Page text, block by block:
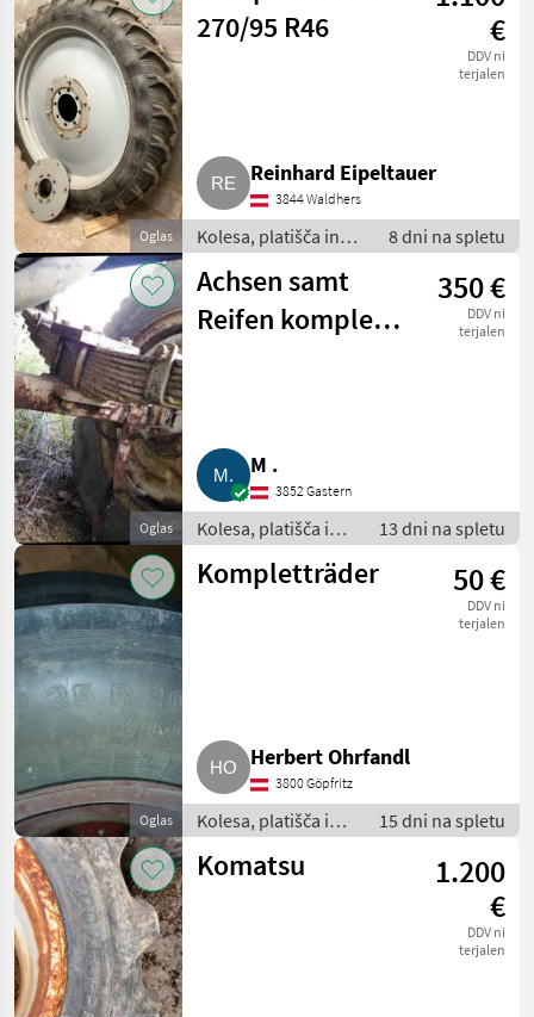
Oglas
270/95 R46
€
DDV ni
terjalen
Reinhard Eipeltauer
3844 Waldhers
Kolesa, platišča in
pnevmatike /
Komplet kolesa
8 dni na spletu
Oglas
Achsen samt
Reifen komplett
350 €
DDV ni
terjalen
M .
3852 Gastern
Kolesa, platišča in
pnevmatike /
Komplet kolesa
13 dni na spletu
Oglas
Kompletträder 50 €
DDV ni
terjalen
Herbert Ohrfandl
3800 Göpfritz
Kolesa, platišča in
pnevmatike /
Komplet kolesa
15 dni na spletu
Komatsu
1.200
€
DDV ni
terjalen